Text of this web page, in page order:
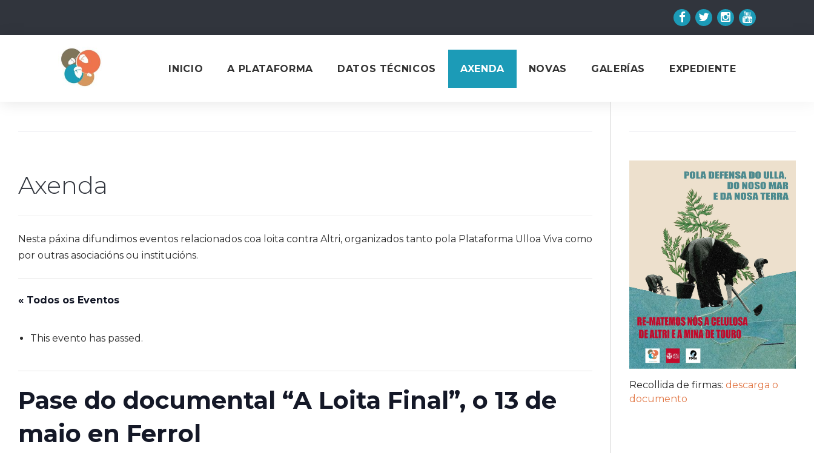
content
Facebook
TwitterInstagram
YouTube
INICIO A PLATAFORMA DATOS TÉCNICOS AXENDA NOVAS GALERÍAS EXPEDIENTE
Axenda
Nesta páxina difundimos eventos relacionados coa loita contra Altri, organizados tanto pola Plataforma Ulloa Viva como
por outras asociacións ou institucións.
« Todos os Eventos
This evento has passed.
Pase do documental “A Loita Final”, o 13 de
maio en Ferrol
Recollida de firmas: descarga o
documento